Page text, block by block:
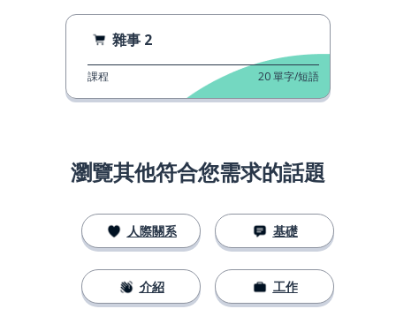
雜事 2
課程 20單字/短語
瀏覽其他符合您需求的話題
人際關系
介紹
基礎
工作